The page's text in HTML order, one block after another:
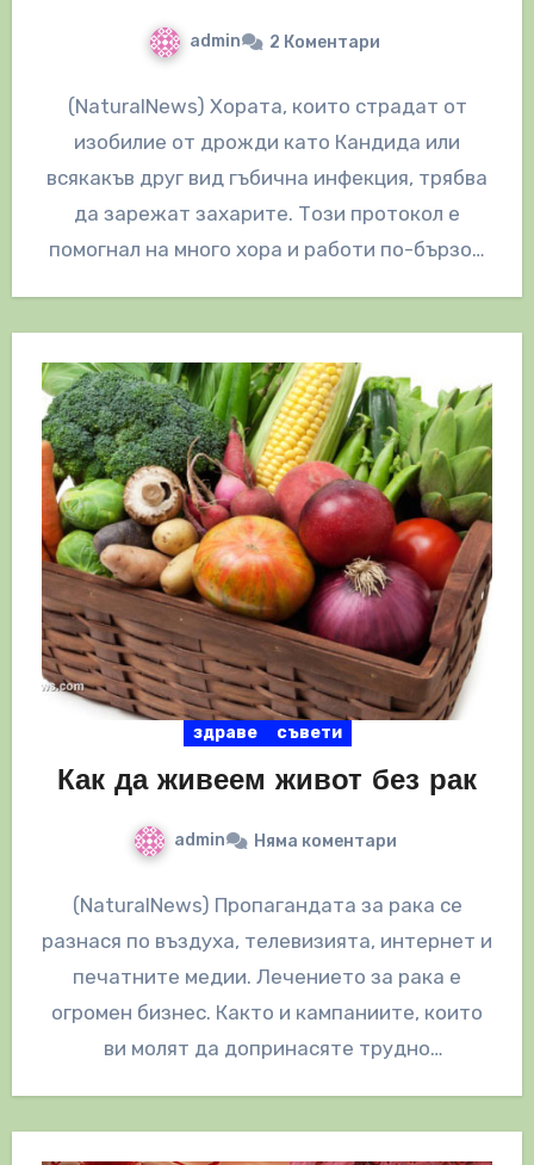
admin 2 Коментари
(NaturalNews) Хората, които страдат от
изобилие от дрожди като Кандида или
всякакъв друг вид гъбична инфекция, трябва
да зарежат захарите. Този протокол е
помогнал на много хора и работи по-бързо…
здраве съвети
Как да живеем живот без рак
admin Няма коментари
(NaturalNews) Пропагандата за рака се
разнася по въздуха, телевизията, интернет и
печатните медии. Лечението за рака е
огромен бизнес. Както и кампаниите, които
ви молят да допринасяте трудно